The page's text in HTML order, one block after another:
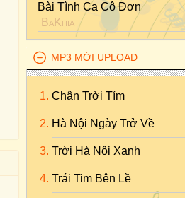
Bài Tình Ca Cô Đơn
BaKhia
MP3 MỚI UPLOAD
Chân Trời Tím
Hà Nội Ngày Trở Về
Trời Hà Nội Xanh
Trái Tim Bên Lề